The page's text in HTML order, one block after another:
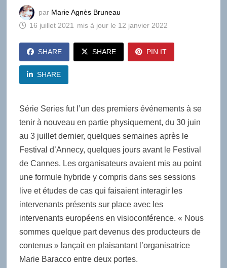
par Marie Agnès Bruneau
16 juillet 2021
12 janvier 2022
SHARE SHARE PIN IT
SHARE
Série Series fut l’un des premiers événements à se
tenir à nouveau en partie physiquement, du 30 juin
au 3 juillet dernier, quelques semaines après le
Festival d’Annecy, quelques jours avant le Festival
de Cannes. Les organisateurs avaient mis au point
une formule hybride y compris dans ses sessions
live et études de cas qui faisaient interagir les
intervenants présents sur place avec les
intervenants européens en visioconférence. « Nous
sommes quelque part devenus des producteurs de
contenus » lançait en plaisantant l’organisatrice
Marie Baracco entre deux portes.